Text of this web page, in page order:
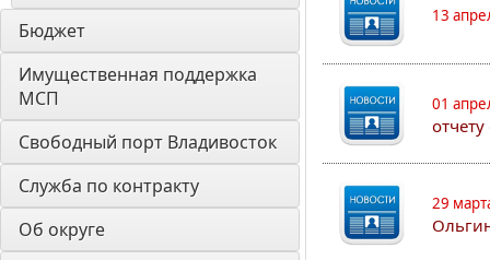
Бюджет
Имущественная поддержка
МСП
Свободный порт Владивосток
Служба по контракту
Об округе
13
01
29